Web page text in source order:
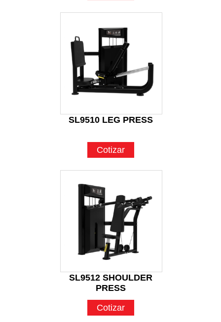
SL9510 LEG PRESS
Cotizar
SL9512 SHOULDER
PRESS
Cotizar